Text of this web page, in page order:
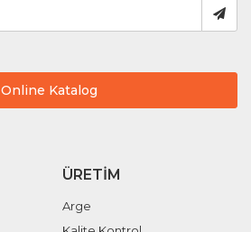
Online Katalog
ÜRETIM
Arge